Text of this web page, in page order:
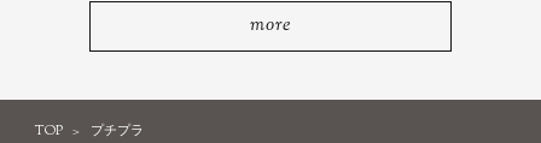
more
TOP プチプラ